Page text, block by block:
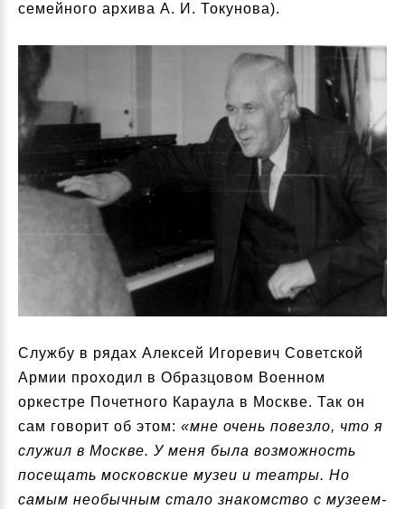
семейного архива А. И. Токунова).
Службу в рядах Алексей Игоревич Советской
Армии проходил в Образцовом Военном
оркестре Почетного Караула в Москве. Так он
сам говорит об этом: «мне очень повезло, что я
служил в Москве. У меня была возможность
посещать московские музеи и театры. Но
самым необычным стало знакомство с музеем-